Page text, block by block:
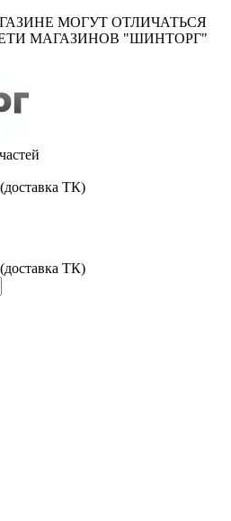
МОГУТ ОТЛИЧАТЬСЯ
МАГАЗИНОВ "ШИНТОРГ"
ТК)
ТК)